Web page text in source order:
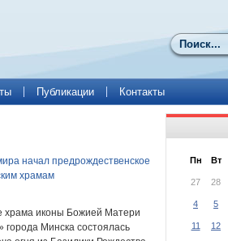
Поиск
Публикации Контакты
начал предрождественское
храмам
храма иконы Божией Матери
Минска состоялась
Пн Вт
27 28
4 5
11 12